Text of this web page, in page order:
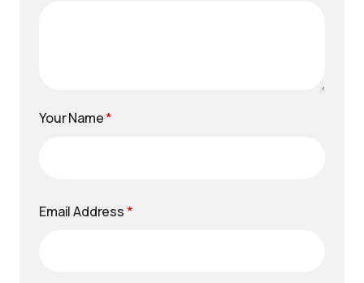
Your Name*
Email Address *